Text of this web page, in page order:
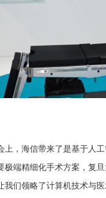
上，海信带来了是基于人
极端精细化手术方案，复
们领略了计算机技术与医